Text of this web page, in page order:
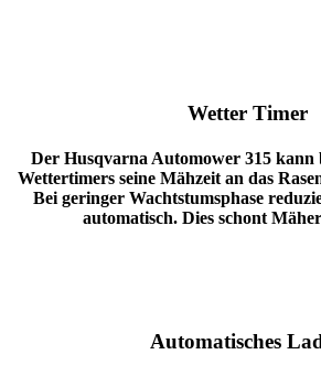
Wetter Timer
Der Husqvarna Automower 315 kann
Wettertimers seine Mähzeit an das
Bei geringer Wachtstumsphase
automatisch. Dies schont
Automatisches